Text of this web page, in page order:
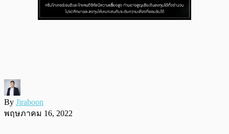
By Jiraboon
พฤษภาคม 16, 2022